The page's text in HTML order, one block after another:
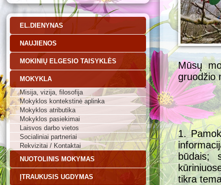
EL.DIENYNAS
NAUJIENOS
MOKINIŲ ELGESIO TAISYKLĖS
MOKYKLA
Misija, vizija, filosofija
Mokyklos kontekstinė aplinka
Mokyklos atributika
Mokyklos pasiekimai
Laisvos darbo vietos
Socialiniai partneriai
Rekvizitai / Kontaktai
NUOTOLINIS MOKYMAS
ĮTRAUKUSIS UGDYMAS
Mūsų
gruodžio
1.
būdais;
tikra